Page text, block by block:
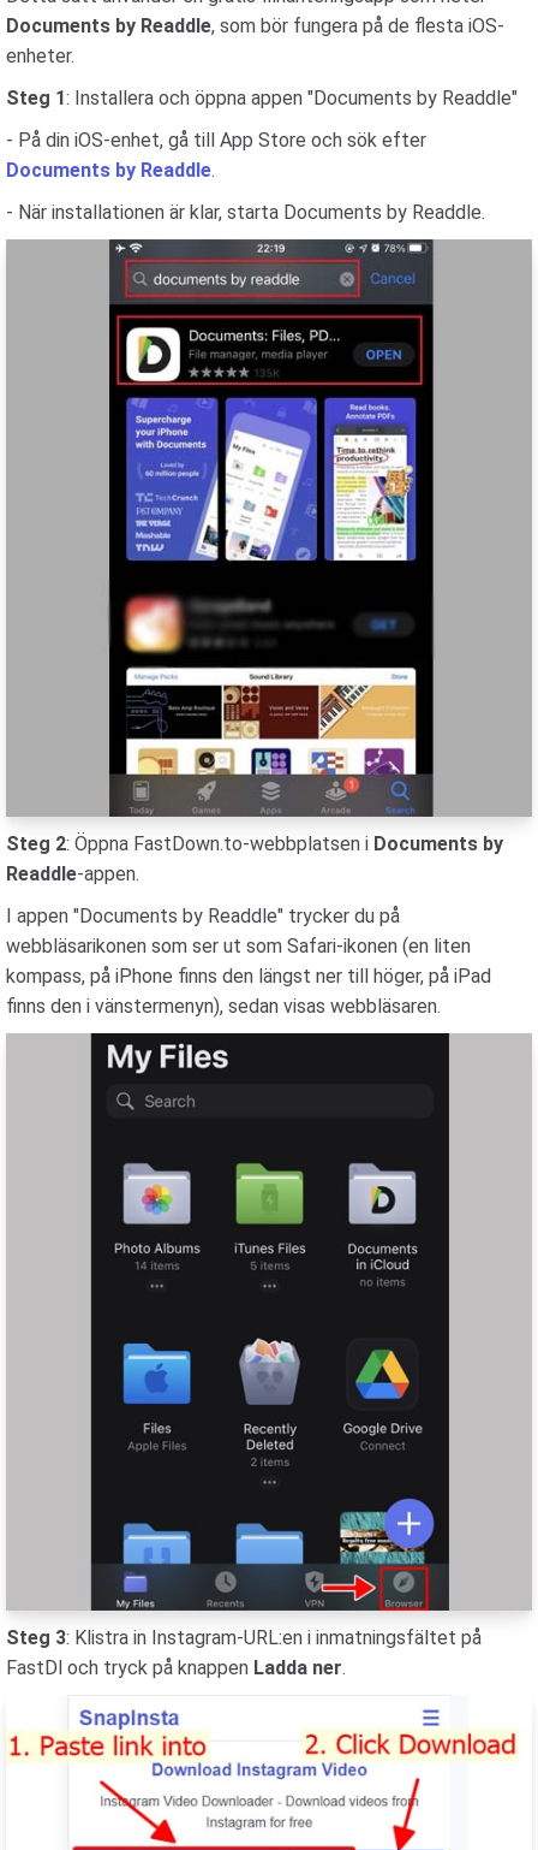
Documents by Readdle, som bör fungera på de flesta iOS-
enheter.
Steg 1: Installera och öppna appen "Documents by Readdle"
- På din iOS-enhet, gå till App Store och sök efter
Documents by Readdle.
- När installationen är klar, starta Documents by Readdle.
Steg 2: Öppna FastDown.to-webbplatsen i Documents by
Readdle-appen.
I appen "Documents by Readdle" trycker du på
webbläsarikonen som ser ut som Safari-ikonen (en liten
kompass, på iPhone finns den längst ner till höger, på iPad
finns den i vänstermenyn), sedan visas webbläsaren.
Steg 3: Klistra in Instagram-URL:en i inmatningsfältet på
FastDl och tryck på knappen Ladda ner.